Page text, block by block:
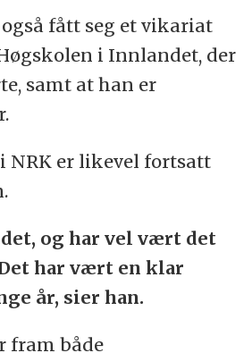
fått seg et vikariat
i Innlandet, der
samt at han er
NRK er likevel fortsatt
og har vel vært det
har vært en klar
år, sier han.
fram både